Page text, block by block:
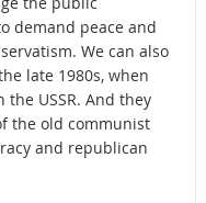
demand peace and
We can also
late 1980s, when
USSR. And they
the old communist
and republican